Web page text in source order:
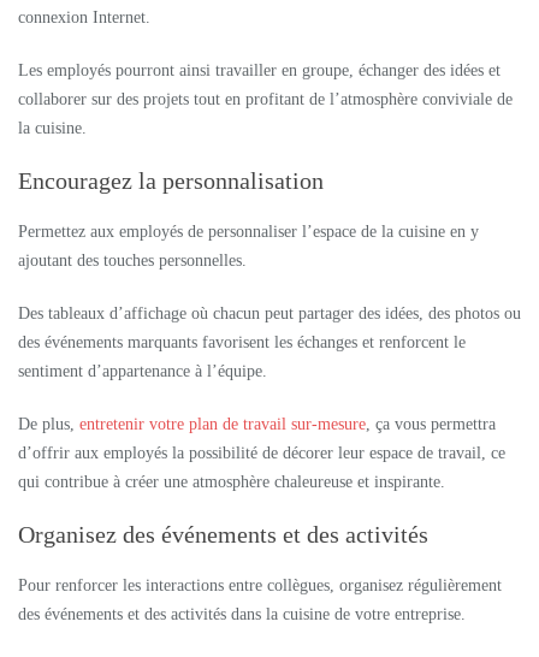
connexion Internet.
Les employés pourront ainsi travailler en groupe, échanger des idées et
collaborer sur des projets tout en profitant de l’atmosphère conviviale de
la cuisine.
Encouragez la personnalisation
Permettez aux employés de personnaliser l’espace de la cuisine en y
ajoutant des touches personnelles.
Des tableaux d’affichage où chacun peut partager des idées, des photos ou
des événements marquants favorisent les échanges et renforcent le
sentiment d’appartenance à l’équipe.
De plus, entretenir votre plan de travail sur-mesure, ça vous permettra
d’offrir aux employés la possibilité de décorer leur espace de travail, ce
qui contribue à créer une atmosphère chaleureuse et inspirante.
Organisez des événements et des activités
Pour renforcer les interactions entre collègues, organisez régulièrement
des événements et des activités dans la cuisine de votre entreprise.